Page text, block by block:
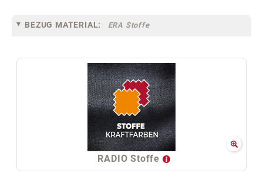
BEZUG MATERIAL: ERA Stoffe
RADIO Stoffe